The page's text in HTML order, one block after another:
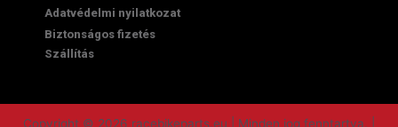
Adatvédelmi nyilatkozat
Biztonságos fizetés
Szállítás
Copyright © 2026 racebikeparts.eu | Minden jog fenntartva. |